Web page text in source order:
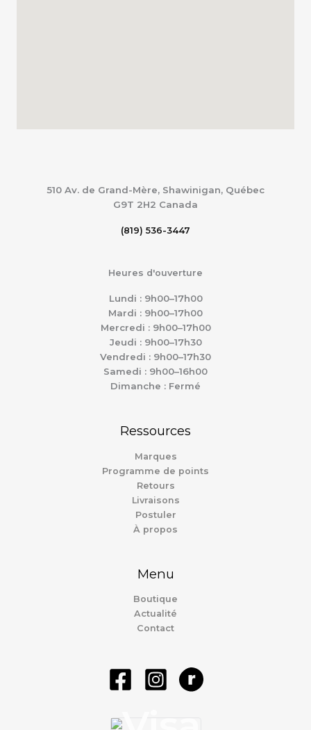
510 Av. de Grand-Mère, Shawinigan, Québec
G9T 2H2 Canada
(819) 536-3447
Heures d'ouverture
Lundi : 9h00–17h00
Mardi : 9h00–17h00
Mercredi : 9h00–17h00
Jeudi : 9h00–17h30
Vendredi : 9h00–17h30
Samedi : 9h00–16h00
Dimanche : Fermé
Ressources
Marques
Programme de points
Retours
Livraisons
Postuler
À propos
Menu
Boutique
Actualité
Contact